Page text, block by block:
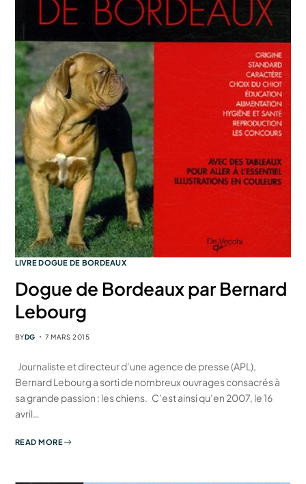
LIVRE DOGUE DE BORDEAUX
Dogue de Bordeaux par Bernard
Lebourg
BYDG 7 MARS 2015
Journaliste et directeur d’une agence de presse (APL),
Bernard Lebourg a sorti de nombreux ouvrages consacrés à
sa grande passion : les chiens. C’est ainsi qu’en 2007, le 16
avril…
READ MORE